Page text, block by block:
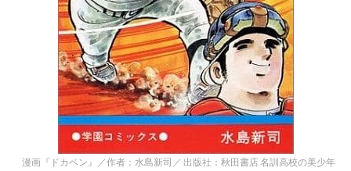
漫画『ドカベン』／作者：水島新司／ 出版社：秋田書店 名訓高校の美少年